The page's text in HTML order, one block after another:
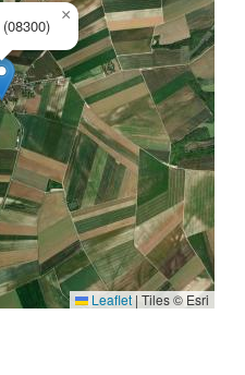
(08300)
×
Leaflet | Tiles © Esri